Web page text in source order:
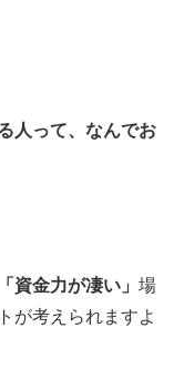
人って、なんでお
「資金力が凄い」 場
が考えられますよ